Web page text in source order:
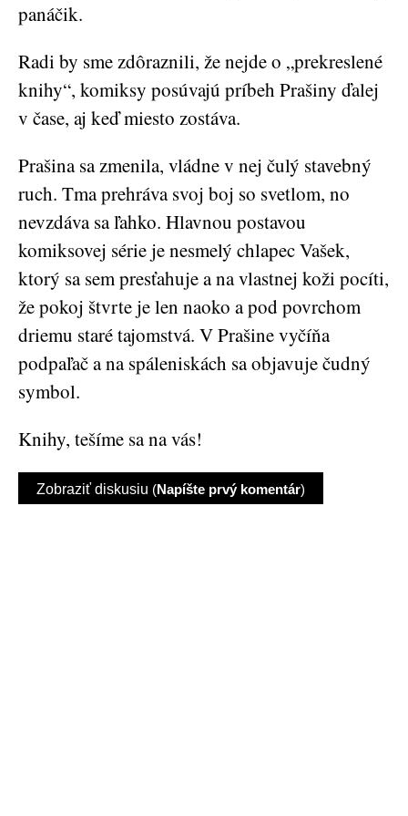
panáčik.
Radi by sme zdôraznili, že nejde o „prekreslené
knihy“, komiksy posúvajú príbeh Prašiny ďalej
v čase, aj keď miesto zostáva.
Prašina sa zmenila, vládne v nej čulý stavebný
ruch. Tma prehráva svoj boj so svetlom, no
nevzdáva sa ľahko. Hlavnou postavou
komiksovej série je nesmelý chlapec Vašek,
ktorý sa sem presťahuje a na vlastnej koži pocíti,
že pokoj štvrte je len naoko a pod povrchom
driemu staré tajomstvá. V Prašine vyčíňa
podpaľač a na spáleniskách sa objavuje čudný
symbol.
Knihy, tešíme sa na vás!
Zobraziť diskusiu (Napíšte prvý komentár)